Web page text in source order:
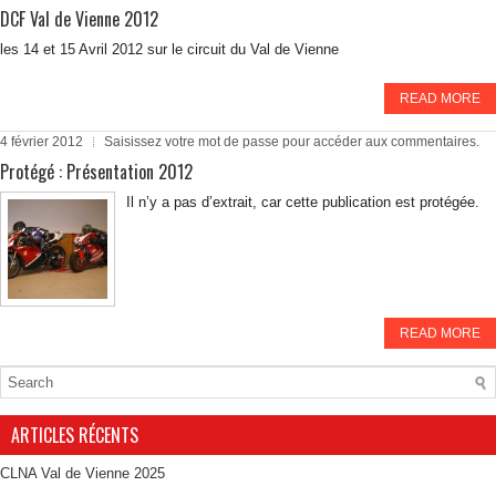
DCF Val de Vienne 2012
les 14 et 15 Avril 2012 sur le circuit du Val de Vienne
READ MORE
4 février 2012 Saisissez votre mot de passe pour accéder aux commentaires.
Protégé : Présentation 2012
Il n’y a pas d’extrait, car cette publication est protégée.
READ MORE
ARTICLES RÉCENTS
CLNA Val de Vienne 2025